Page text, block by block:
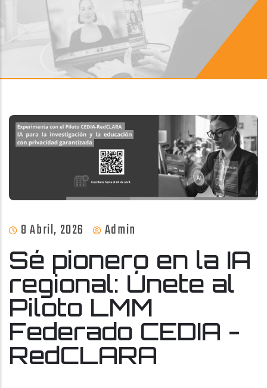
8 Abril, 2026 Admin
Sé pionero en la IA
regional: Únete al
Piloto LMM
Federado CEDIA -
RedCLARA